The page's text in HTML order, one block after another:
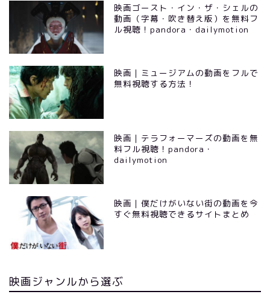
映画ゴースト・イン・ザ・シェルの
動画（字幕・吹き替え版）を無料フ
ル視聴！pandora・dailymotion
映画｜ミュージアムの動画をフルで
無料視聴する方法！
映画｜テラフォーマーズの動画を無
料フル視聴！pandora・
dailymotion
映画｜僕だけがいない街の動画を今
すぐ無料視聴できるサイトまとめ
映画ジャンルから選ぶ